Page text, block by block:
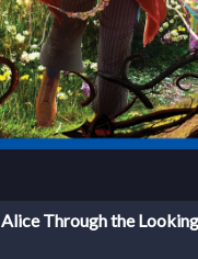
Alice Through the